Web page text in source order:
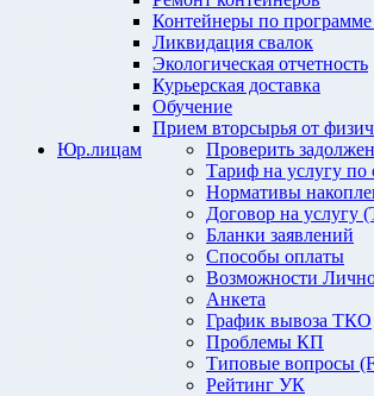
Контейнеры по
Ликвидация свалок
Экологическая отчетность
Курьерская доставка
Обучение
Прием вторсырья от
Проверить
Тариф на услугу
Нормативы
Договор на услугу
Бланки заявлений
Способы оплаты
Возможности
Анкета
График вывоза ТКО
Проблемы КП
Типовые вопросы
Рейтинг УК
Юр.лицам